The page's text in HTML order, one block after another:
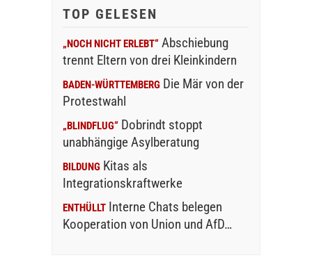
TOP GELESEN
„NOCH NICHT ERLEBT“ Abschiebung
trennt Eltern von drei Kleinkindern
BADEN-WÜRTTEMBERG Die Mär von der
Protestwahl
„BLINDFLUG“ Dobrindt stoppt
unabhängige Asylberatung
BILDUNG Kitas als
Integrationskraftwerke
ENTHÜLLT Interne Chats belegen
Kooperation von Union und AfD…